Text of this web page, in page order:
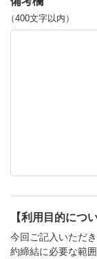
（400文字以内）
【利用目的につ
今回ご記入いただ
約締結に必要な範